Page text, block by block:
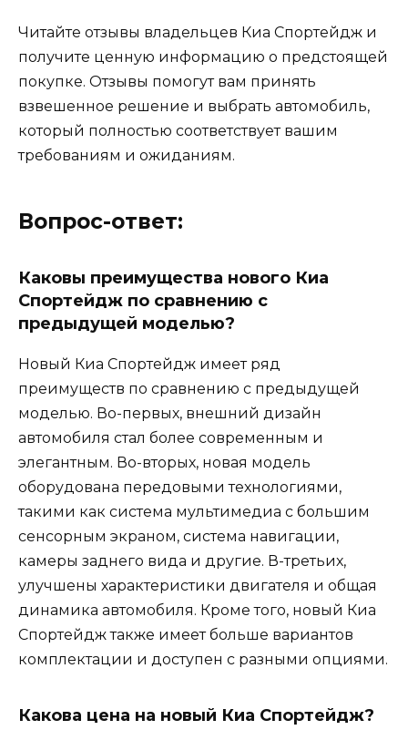
Читайте отзывы владельцев Киа Спортейдж и
получите ценную информацию о предстоящей
покупке. Отзывы помогут вам принять
взвешенное решение и выбрать автомобиль,
который полностью соответствует вашим
требованиям и ожиданиям.
Вопрос-ответ:
Каковы преимущества нового Киа
Спортейдж по сравнению с
предыдущей моделью?
Новый Киа Спортейдж имеет ряд
преимуществ по сравнению с предыдущей
моделью. Во-первых, внешний дизайн
автомобиля стал более современным и
элегантным. Во-вторых, новая модель
оборудована передовыми технологиями,
такими как система мультимедиа с большим
сенсорным экраном, система навигации,
камеры заднего вида и другие. В-третьих,
улучшены характеристики двигателя и общая
динамика автомобиля. Кроме того, новый Киа
Спортейдж также имеет больше вариантов
комплектации и доступен с разными опциями.
Какова цена на новый Киа Спортейдж?